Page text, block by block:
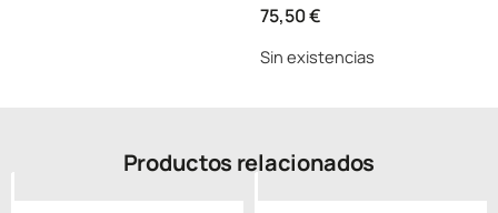
75,50€
Sin existencias
Productos relacionados